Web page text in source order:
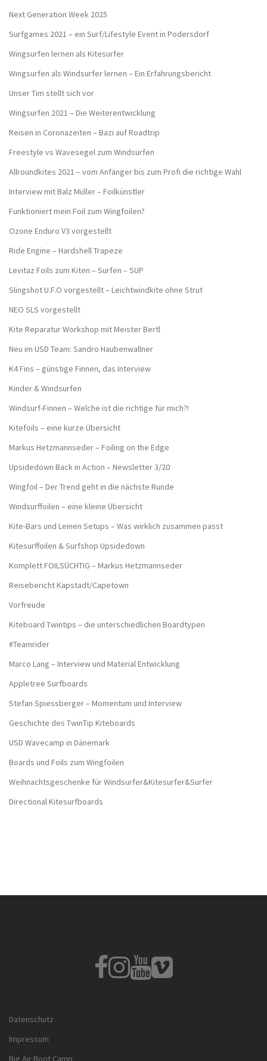
Next Generation Week 2025
Surfgames 2021 – ein Surf/Lifestyle Event in Podersdorf
Wingsurfen lernen als Kitesurfer
Wingsurfen als Windsurfer lernen – Ein Erfahrungsbericht
Unser Tim stellt sich vor
Wingsurfen 2021 – Die Weiterentwicklung
Reisen in Coronazeiten – Bazi auf Roadtrip
Freestyle vs Wavesegel zum Windsurfen
Allroundkites 2021 – vom Anfänger bis zum Profi die richtige Wahl
Interview mit Balz Müller – Foilkünstler
Funktioniert mein Foil zum Wingfoilen?
Ozone Enduro V3 vorgestellt
Ride Engine – Hardshell Trapeze
Levitaz Foils zum Kiten – Surfen – SUP
Slingshot U.F.O vorgestellt – Leichtwindkite ohne Strut
NEO SLS vorgestellt
Kite Reparatur Workshop mit Meister Bertl
Neu im USD Team: Sandro Haubenwallner
K4 Fins – günstige Finnen, das Interview
Kinder & Windsurfen
Windsurf-Finnen – Welche ist die richtige für mich?!
Kitefoils – eine kurze Übersicht
Markus Hetzmannseder – Foiling on the Edge
Upsidedown Back in Action – Newsletter 3/20
Wingfoil – Der Trend geht in die nächste Runde
Windsurffoilen – eine kleine Übersicht
Kite-Bars und Leinen Setups – Was wirklich zusammen passt
Kitesurffoilen & Surfshop Upsidedown
Komplett FOILSÜCHTIG – Markus Hetzmannseder
Reisebericht Kapstadt/Capetown
Vorfreude
Kiteboard Twintips – die unterschiedlichen Boardtypen
#Teamrider
Marco Lang – Interview und Material Entwicklung
Appletree Surfboards
Stefan Spiessberger – Momentum und Interview
Geschichte des TwinTip Kiteboards
USD Wavecamp in Dänemark
Boards und Foils zum Wingfoilen
Weihnachtsgeschenke für Windsurfer&Kitesurfer&Surfer
Directional Kitesurfboards
Fb Instagram
YoutubeVimeo
Datenschutz
Impressum
Big Air Boot Camp